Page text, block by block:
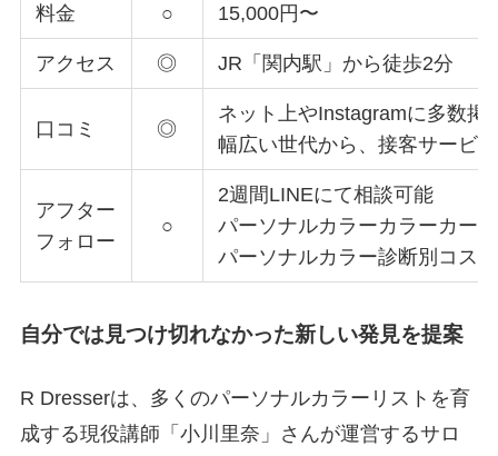
料金 ○ 15,000円〜
アクセス ◎ JR「関内駅」から徒歩2分
口コミ ◎
ネット上やInstagramに多数掲
幅広い世代から、接客サービ
アフター
フォロー
○
2週間LINEにて相談可能
パーソナルカラーカラーカード
パーソナルカラー診断別コス
自分では見つけ切れなかった新しい発見を提案
R Dresserは、多くのパーソナルカラーリストを育
成する現役講師「小川里奈」さんが運営するサロ